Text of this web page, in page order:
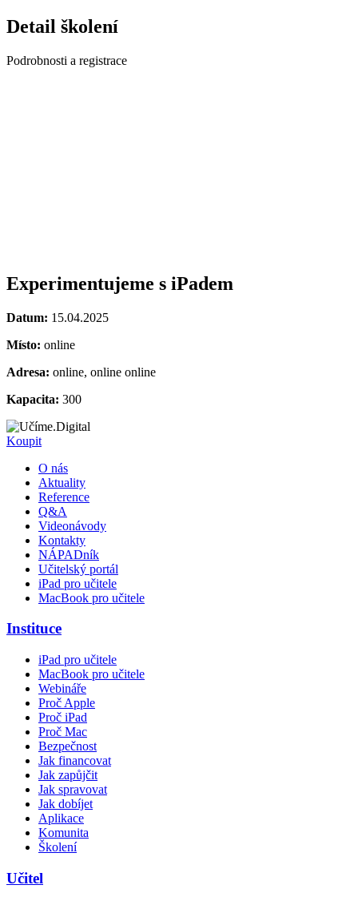
Detail školení
Podrobnosti a registrace
Experimentujeme s iPadem
Datum: 15.04.2025
Místo: online
Adresa: online, online online
Kapacita: 300
Koupit
O nás
Aktuality
Reference
Q&A
Videonávody
Kontakty
NÁPADník
Učitelský portál
iPad pro učitele
MacBook pro učitele
Instituce
iPad pro učitele
MacBook pro učitele
Webináře
Proč Apple
Proč iPad
Proč Mac
Bezpečnost
Jak financovat
Jak zapůjčit
Jak spravovat
Jak dobíjet
Aplikace
Komunita
Školení
Učitel